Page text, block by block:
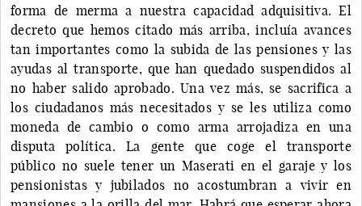
forma de merma a nuestra capacidad adquisitiva. El
decreto que hemos citado más arriba, incluía avances
tan importantes como la subida de las pensiones y las
ayudas al transporte, que han quedado suspendidos al
no haber salido aprobado. Una vez más, se sacrifica a
los ciudadanos más necesitados y se les utiliza como
moneda de cambio o como arma arrojadiza en una
disputa política. La gente que coge el transporte
público no suele tener un Maserati en el garaje y los
pensionistas y jubilados no acostumbran a vivir en